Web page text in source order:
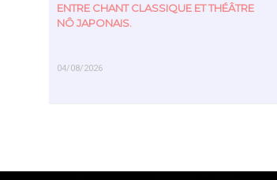
ENTRE CHANT CLASSIQUE ET THÉÂTRE
NÔ JAPONAIS.
04/08/2026